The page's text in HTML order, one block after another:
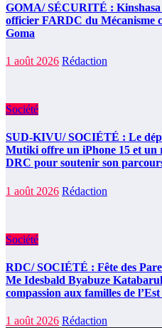
GOMA/ SÉCURITÉ : Kinshasa
officier FARDC du Mécanisme
Goma
1 août 2026 Rédaction
Société
SUD-KIVU/ SOCIÉTÉ : Le
Mutiki offre un iPhone 15 et un
DRC pour soutenir son
1 août 2026 Rédaction
Société
RDC/ SOCIÉTÉ : Fête des
Me Idesbald Byabuze
compassion aux familles de
1 août 2026 Rédaction